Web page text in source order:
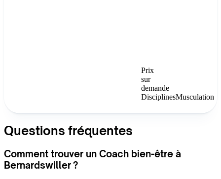
Prix
sur
demande
DisciplinesMusculation
Questions fréquentes
Comment trouver un Coach bien-être à
Bernardswiller ?